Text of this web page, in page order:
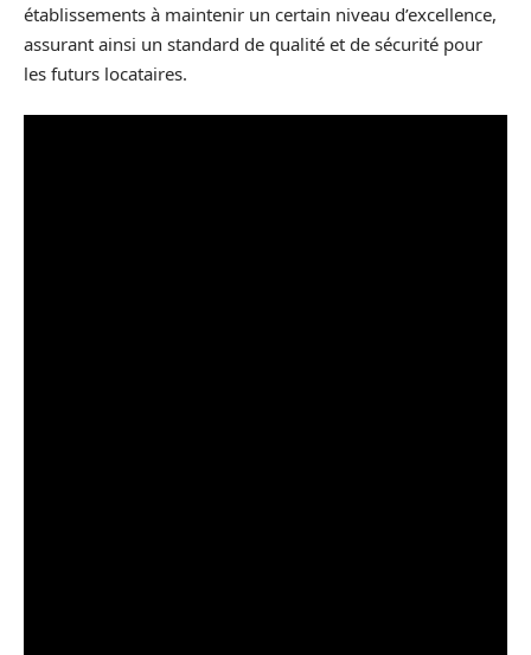
établissements à maintenir un certain niveau d’excellence,
assurant ainsi un standard de qualité et de sécurité pour
les futurs locataires.